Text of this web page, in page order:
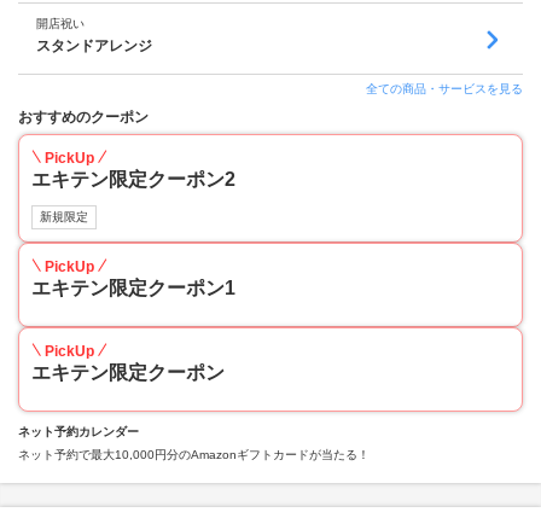
開店祝い
スタンドアレンジ
全ての商品・サービスを見る
おすすめのクーポン
PickUp
エキテン限定クーポン2
新規限定
PickUp
エキテン限定クーポン1
PickUp
エキテン限定クーポン
ネット予約カレンダー
ネット予約で最大10,000円分のAmazonギフトカードが当たる！